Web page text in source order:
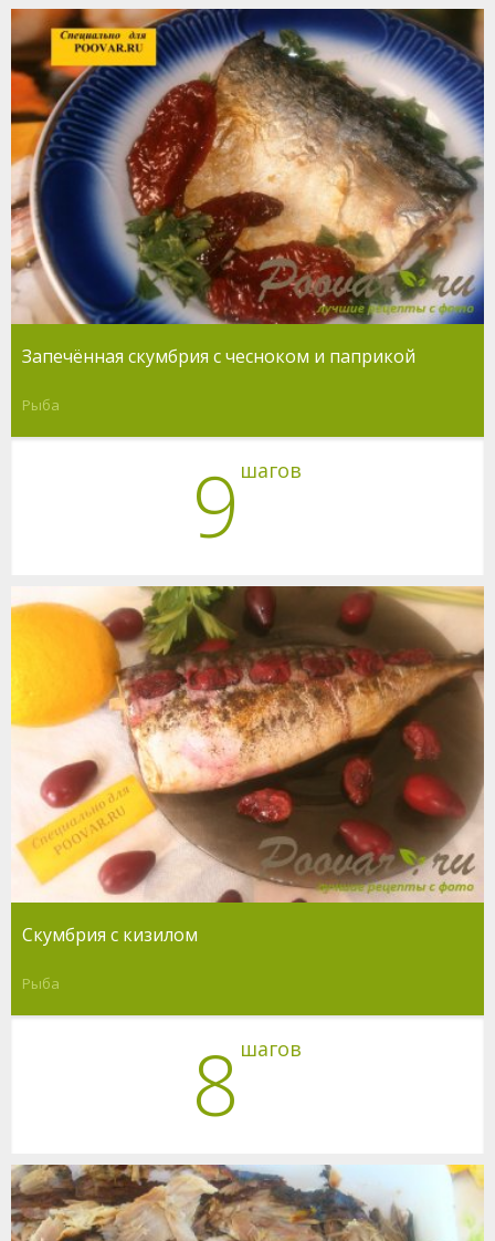
Запечённая скумбрия с чесноком и паприкой
Рыба
9 шагов
Скумбрия с кизилом
Рыба
8 шагов